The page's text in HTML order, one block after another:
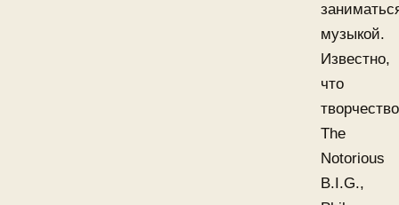
музыкой.
Известно,
что
творчество
The
Notorious
B.I.G.,